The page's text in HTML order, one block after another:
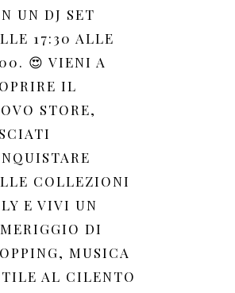
UN DJ SET
17:30 ALLE
😍 VIENI A
IL
STORE,
COLLEZIONI
E VIVI UN
DI
MUSICA
AL CILENTO